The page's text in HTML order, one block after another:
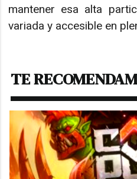
mantener esa alta
variada y accesible en
TE